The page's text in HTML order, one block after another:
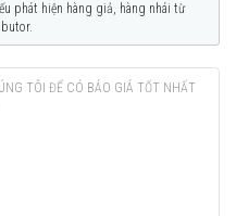
phát hiện hàng giả, hàng nhái từ
TÔI ĐỂ CÓ BÁO GIÁ TỐT NHẤT